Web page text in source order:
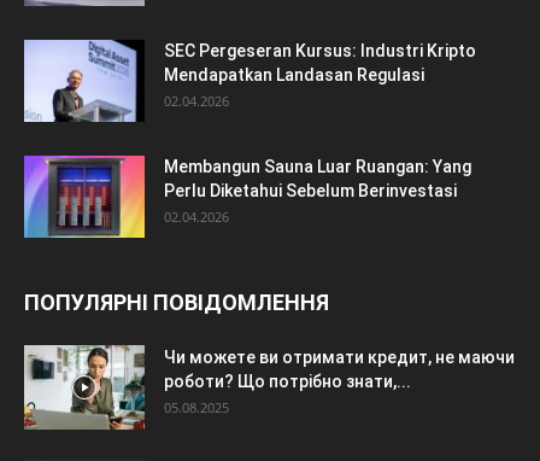
SEC Pergeseran Kursus: Industri Kripto
Mendapatkan Landasan Regulasi
02.04.2026
Membangun Sauna Luar Ruangan: Yang
Perlu Diketahui Sebelum Berinvestasi
02.04.2026
ПОПУЛЯРНІ ПОВІДОМЛЕННЯ
Чи можете ви отримати кредит, не маючи
роботи? Що потрібно знати,...
05.08.2025